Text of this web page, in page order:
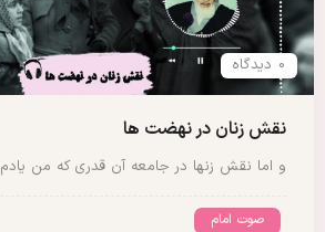
0 دیدگاه
نقش زنان در نهضت ها
و اما نقش زنها در جامعه آن قدری که من
صوت امام